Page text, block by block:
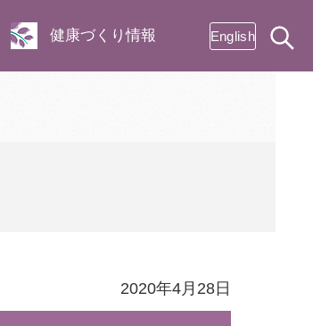
健康づくり情報 English
2020年4月28日